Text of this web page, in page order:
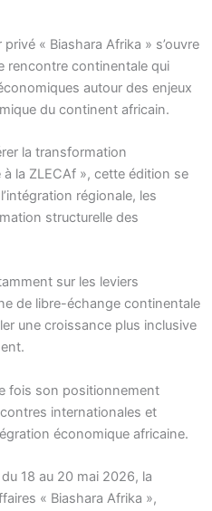
« Biashara Afrika » s’ouvre
rencontre continentale qui
autour des enjeux
du continent africain.
la transformation
la ZLECAf », cette édition se
régionale, les
structurelle des
sur les leviers
de libre-échange continentale
une croissance plus inclusive
fois son positionnement
internationales et
économique africaine.
18 au 20 mai 2026, la
« Biashara Afrika »,